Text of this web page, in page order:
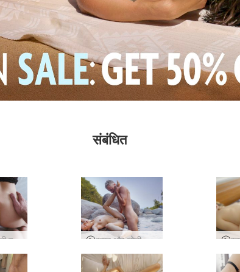
संबंधित
इवान और ओली गुदा मैथुन इवान और ओली जंगल सेक्स